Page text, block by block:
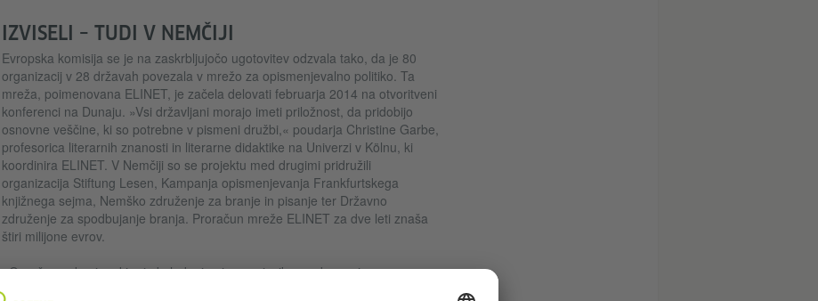
IZVISELI – TUDI V NEMČIJI
Evropska komisija se je na zaskrbljujočo ugotovitev odzvala tako, da je 80
organizacij v 28 državah povezala v mrežo za opismenjevalno politiko. Ta
mreža, poimenovana ELINET, je začela delovati februarja 2014 na otvoritveni
konferenci na Dunaju. »Vsi državljani morajo imeti priložnost, da pridobijo
osnovne veščine, ki so potrebne v pismeni družbi,« poudarja Christine Garbe,
profesorica literarnih znanosti in literarne didaktike na Univerzi v Kölnu, ki
koordinira ELINET. V Nemčiji so se projektu med drugimi pridružili
organizacija Stiftung Lesen, Kampanja opismenjevanja Frankfurtskega
knjižnega sejma, Nemško združenje za branje in pisanje ter Državno
združenje za spodbujanje branja. Proračun mreže ELINET za dve leti znaša
štiri milijone evrov.
»Ogrožene skupine, ki pri obvladanju pisnega jezika ne dosegajo
minimalnega standarda, nadpovprečno pogosto prihajajo iz manj izobraženih